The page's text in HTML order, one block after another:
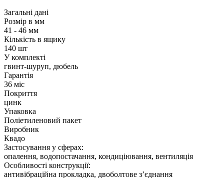
Загальні дані
Розмір в мм
41 - 46 мм
Кількість в ящику
140 шт
У комплекті
гвинт-шуруп, дюбель
Гарантія
36 міс
Покриття
цинк
Упаковка
Поліетиленовий пакет
Виробник
Квадо
Застосування у сферах:
опалення, водопостачання, кондиціювання, вентиляція
Особливості конструкції:
антивібраційна прокладка, двоболтове з’єднання